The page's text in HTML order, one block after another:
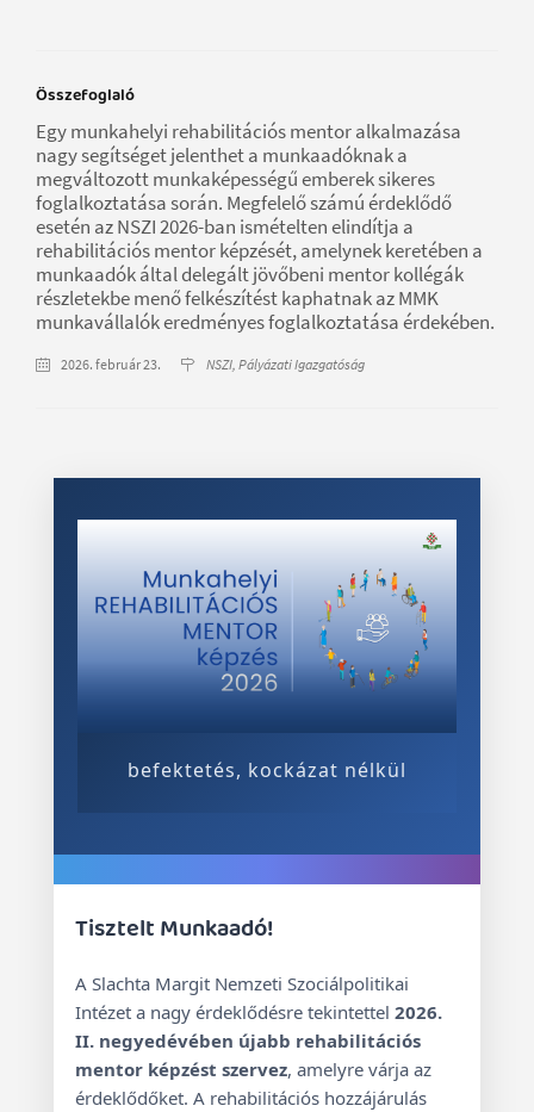
Összefoglaló
Egy munkahelyi rehabilitációs mentor alkalmazása
nagy segítséget jelenthet a munkaadóknak a
megváltozott munkaképességű emberek sikeres
foglalkoztatása során. Megfelelő számú érdeklődő
esetén az NSZI 2026-ban ismételten elindítja a
rehabilitációs mentor képzését, amelynek keretében a
munkaadók által delegált jövőbeni mentor kollégák
részletekbe menő felkészítést kaphatnak az MMK
munkavállalók eredményes foglalkoztatása érdekében.
2026. február 23. NSZI, Pályázati Igazgatóság
befektetés, kockázat nélkül
Tisztelt Munkaadó!
A Slachta Margit Nemzeti Szociálpolitikai
Intézet a nagy érdeklődésre tekintettel 2026.
II. negyedévében újabb rehabilitációs
mentor képzést szervez, amelyre várja az
érdeklődőket. A rehabilitációs hozzájárulás